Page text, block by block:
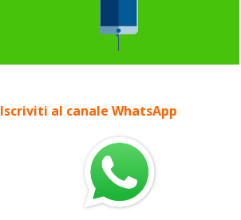
Iscriviti al canale WhatsApp